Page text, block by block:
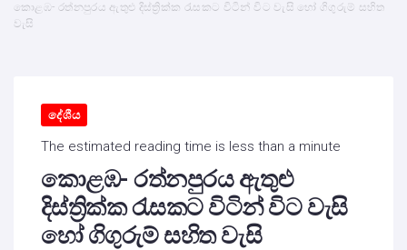
කොළඹ- රත්නපුරය ඇතුළු දිස්ත්‍රික්ක රැසකට විටින් විට වැසි හෝ ගිගුරුම් සහිත
වැසි
දේශීය
The estimated reading time is less than a minute
කොළඹ- රත්නපුරය ඇතුළු
දිස්ත්‍රික්ක රැසකට විටින් විට වැසි
හෝ ගිගුරුම් සහිත වැසි